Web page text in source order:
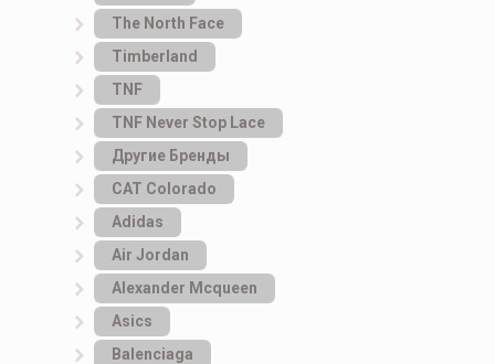
The North Face
Timberland
TNF
TNF Never Stop Lace
Другие Бренды
САТ Colorado
Adidas
Air Jordan
Alexander Mcqueen
Asics
Balenciaga